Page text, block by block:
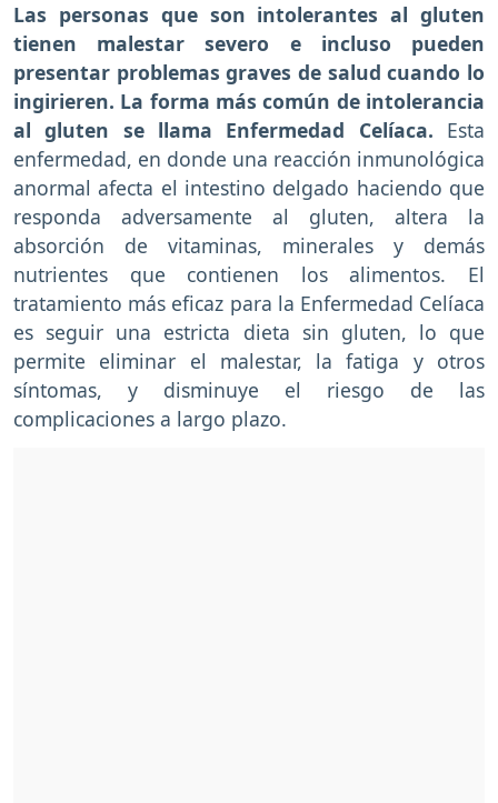
Las personas que son intolerantes al gluten
tienen malestar severo e incluso pueden
presentar problemas graves de salud cuando lo
ingirieren. La forma más común de intolerancia
al gluten se llama Enfermedad Celíaca. Esta
enfermedad, en donde una reacción inmunológica
anormal afecta el intestino delgado haciendo que
responda adversamente al gluten, altera la
absorción de vitaminas, minerales y demás
nutrientes que contienen los alimentos. El
tratamiento más eficaz para la Enfermedad Celíaca
es seguir una estricta dieta sin gluten, lo que
permite eliminar el malestar, la fatiga y otros
síntomas, y disminuye el riesgo de las
complicaciones a largo plazo.